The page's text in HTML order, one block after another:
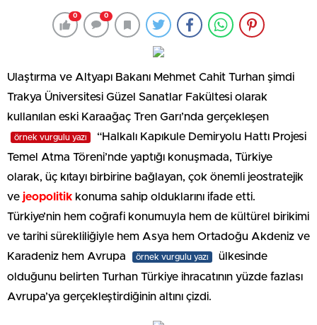
0 0
Ulaştırma ve Altyapı Bakanı Mehmet Cahit Turhan şimdi
Trakya Üniversitesi Güzel Sanatlar Fakültesi olarak
kullanılan eski Karaağaç Tren Garı’nda gerçekleşen
örnek vurgulu yazı
“Halkalı Kapıkule Demiryolu Hattı Projesi
Temel Atma Töreni’nde yaptığı konuşmada, Türkiye
olarak, üç kıtayı birbirine bağlayan, çok önemli jeostratejik
ve jeopolitik konuma sahip olduklarını ifade etti.
Türkiye’nin hem coğrafi konumuyla hem de kültürel birikimi
ve tarihi sürekliliğiyle hem Asya hem Ortadoğu Akdeniz ve
Karadeniz hem Avrupa
örnek vurgulu yazı
ülkesinde
olduğunu belirten Turhan Türkiye ihracatının yüzde fazlası
Avrupa’ya gerçekleştirdiğinin altını çizdi.